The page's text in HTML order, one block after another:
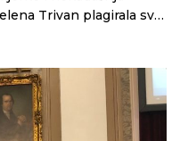
Trivan plagirala svoj